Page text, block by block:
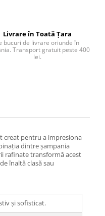
Livrare în Toată Țara
bucuri de livrare oriunde în
Transport gratuit peste 400
lei.
creat pentru a impresiona
dintre șampania
rafinate transformă acest
înaltă clasă sau
și sofisticat.